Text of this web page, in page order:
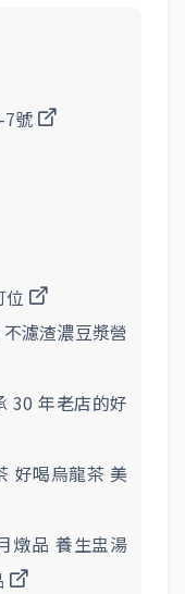
7號
位
濾渣濃豆漿營
30 年老店的好
好喝烏龍茶 美
燉品 養生盅湯